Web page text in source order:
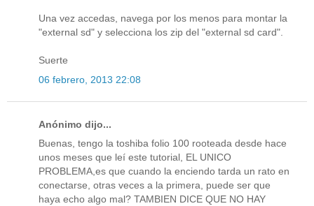
Una vez accedas, navega por los menos para montar la
"external sd" y selecciona los zip del "external sd card".
Suerte
06 febrero, 2013 22:08
Anónimo dijo...
Buenas, tengo la toshiba folio 100 rooteada desde hace
unos meses que leí este tutorial, EL UNICO
PROBLEMA,es que cuando la enciendo tarda un rato en
conectarse, otras veces a la primera, puede ser que
haya echo algo mal? TAMBIEN DICE QUE NO HAY